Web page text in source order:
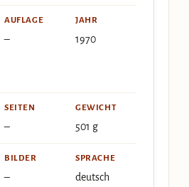
AUFLAGE
–
JAHR
1970
SEITEN
–
GEWICHT
501 g
BILDER
–
SPRACHE
deutsch